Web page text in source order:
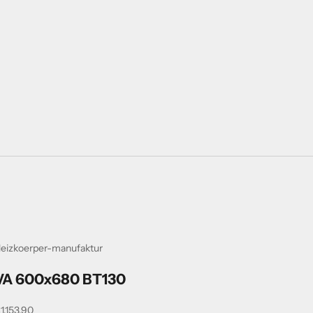
manufaktur
600x680 BT130